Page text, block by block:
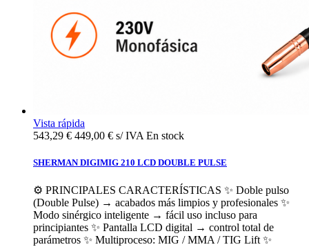
Vista rápida
543,29 € 449,00 € s/ IVA En stock
SHERMAN DIGIMIG 210 LCD DOUBLE PULSE
⚙️ PRINCIPALES CARACTERÍSTICAS ✨ Doble pulso
(Double Pulse) → acabados más limpios y profesionales ✨
Modo sinérgico inteligente → fácil uso incluso para
principiantes ✨ Pantalla LCD digital → control total de
parámetros ✨ Multiproceso: MIG / MMA / TIG Lift ✨